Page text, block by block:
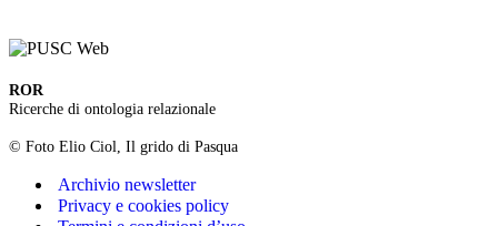
ROR
Ricerche di ontologia relazionale
© Foto Elio Ciol, Il grido di Pasqua
Archivio newsletter
Privacy e cookies policy